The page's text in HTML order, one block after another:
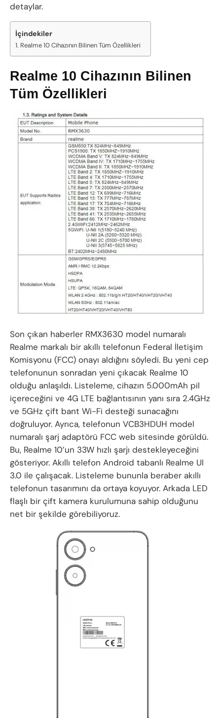
detaylar.
İçindekiler
Realme 10 Cihazının Bilinen Tüm Özellikleri
Realme 10 Cihazının Bilinen
Tüm Özellikleri
Son çıkan haberler RMX3630 model numaralı
Realme markalı bir akıllı telefonun Federal İletişim
Komisyonu (FCC) onayı aldığını söyledi. Bu yeni cep
telefonunun sonradan yeni çıkacak Realme 10
olduğu anlaşıldı. Listeleme, cihazın 5.000mAh pil
içereceğini ve 4G LTE bağlantısının yanı sıra 2.4GHz
ve 5GHz çift bant Wi-Fi desteği sunacağını
doğruluyor. Ayrıca, telefonun VCB3HDUH model
numaralı şarj adaptörü FCC web sitesinde görüldü.
Bu, Realme 10’un 33W hızlı şarjı destekleyeceğini
gösteriyor. Akıllı telefon Android tabanlı Realme UI
3.0 ile çalışacak. Listeleme bununla beraber akıllı
telefonun tasarımını da ortaya koyuyor. Arkada LED
flaşlı bir çift kamera kurulumuna sahip olduğunu
net bir şekilde görebiliyoruz.